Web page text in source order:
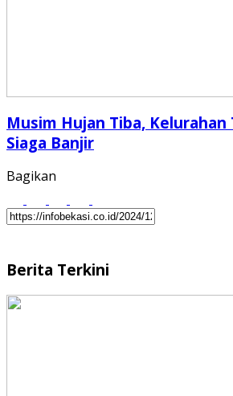
Musim Hujan Tiba, Kelurahan
Siaga Banjir
Bagikan
Berita Terkini